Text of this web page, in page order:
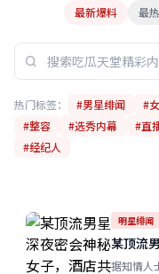
最新爆料
最
热门标签： #男星绯闻 #
#整容
#选秀内幕 #直
#经纪人
明星绯闻
某顶流
被拍
据知情人